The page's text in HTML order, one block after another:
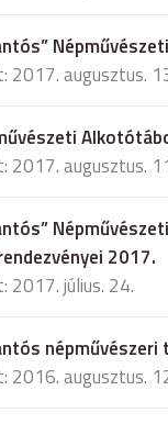
2017. augusztus.
2017. augusztus.
2017.
2017. július. 24.
népművészeri
2016. augusztus.